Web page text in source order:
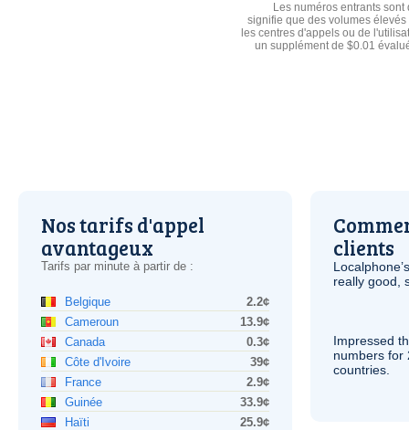
Les numéros entrants
signifie que des volumes
les centres d'appels ou de
un supplément de $0.01
Nos tarifs d'appel
avantageux
Tarifs par minute à partir de :
Belgique
2.2¢
Cameroun
13.9¢
Canada
0.3¢
Côte d'Ivoire
39¢
France
2.9¢
Guinée
33.9¢
Haïti
25.9¢
clients
really good,
Impressed
numbers for
countries.